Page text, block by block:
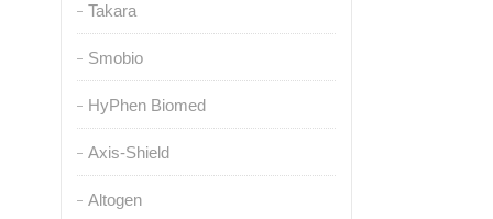
Takara
Smobio
HyPhen Biomed
Axis-Shield
Altogen